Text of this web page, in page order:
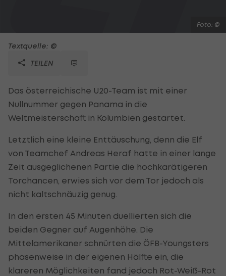
Foto: ©
Textquelle: ©
TEILEN
Das österreichische U20-Team ist mit einer
Nullnummer gegen Panama in die
Weltmeisterschaft in Kolumbien gestartet.
Letztlich eine kleine Enttäuschung, denn die Elf
von Teamchef Andreas Heraf hatte in einer lange
Zeit ausgeglichenen Partie die hochkarätigeren
Torchancen, erwies sich vor dem Tor jedoch als
nicht kaltschnäuzig genug.
In den ersten 45 Minuten duellierten sich die
beiden Gegner auf Augenhöhe. Die
Mittelamerikaner schnürten die ÖFB-Youngsters
phasenweise in der eigenen Hälfte ein, die
klareren Möglichkeiten fand jedoch Rot-Weiß-Rot